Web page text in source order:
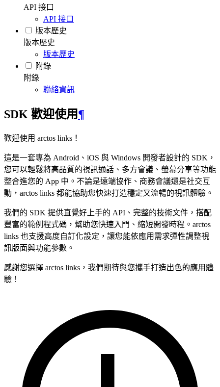
API 接口
API 接口
版本歷史
版本歷史
版本歷史
附錄
附錄
聯絡資訊
SDK 歡迎使用¶
歡迎使用 arctos links！
這是一套專為 Android、iOS 與 Windows 開發者設計的 SDK，
您可以輕鬆將高品質的視訊通話、多方會議、螢幕分享等功能
整合進您的 App 中。不論是遠端協作、商務會議還是社交互
動，arctos links 都能協助您快速打造穩定又流暢的視訊體驗。
我們的 SDK 提供直覺好上手的 API、完整的技術文件，搭配
豐富的範例程式碼，幫助您快速入門、縮短開發時程。arctos
links 也支援高度自訂化設定，讓您能依應用需求彈性調整視
訊版面與功能參數。
感謝您選擇 arctos links，我們期待與您攜手打造出色的應用體
驗！